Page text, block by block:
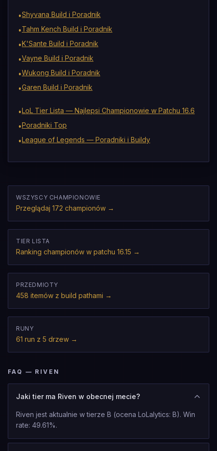
•Shyvana Build i Poradnik
•Tahm Kench Build i Poradnik
•K'Sante Build i Poradnik
•Vayne Build i Poradnik
•Wukong Build i Poradnik
•Garen Build i Poradnik
•LoL Tier Lista — Najlepsi Championowie w Patchu 16.6
•Poradniki Top
•League of Legends — Poradniki i Buildy
WSZYSCY CHAMPIONOWIE
Przeglądaj 172 championów →
TIER LISTA
Ranking championów w patchu 16.15 →
PRZEDMIOTY
458 itemów z build pathami →
RUNY
61 run z 5 drzew →
FAQ — RIVEN
Jaki tier ma Riven w obecnej mecie?
Riven jest aktualnie w tierze B (ocena LoLalytics: B). Win
rate: 49.61%.